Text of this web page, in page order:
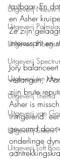
Uitgeverij Nieuw
Uitgeverij
Uitgeverij
Uitgeverij
Uitgeverij ten
Uitgeverij Thema
Uitgeverij van
Uitgeverij Sisters
Uitgeverij Loft
tastbaar. En
en Asher
Ze zijn
interessant en
Jory
verlangen,
zijn brute
Asher is
intrigerend:
gevormd door
onderlinge